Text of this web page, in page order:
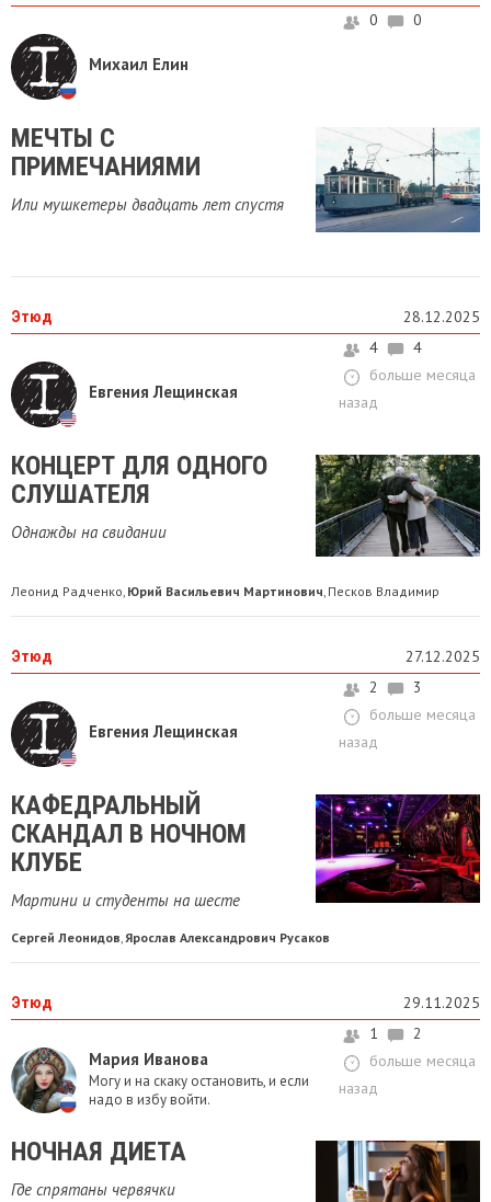
Михаил Елин
0 0
МЕЧТЫ С
ПРИМЕЧАНИЯМИ
Или мушкетеры двадцать лет спустя
Этюд 28.12.2025
Евгения Лещинская
4
4
больше месяца
назад
КОНЦЕРТ ДЛЯ ОДНОГО
СЛУШАТЕЛЯ
Однажды на свидании
Леонид Радченко Юрий Васильевич Мартинович Песков Владимир
Этюд 27.12.2025
Евгения Лещинская
2
3
больше месяца
назад
КАФЕДРАЛЬНЫЙ
СКАНДАЛ В НОЧНОМ
КЛУБЕ
Мартини и студенты на шесте
Сергей Леонидов,Ярослав Александрович Русаков
Этюд 29.11.2025
Мария Иванова
Могу и на скаку остановить, и если
надо в избу войти.
1
2
больше месяца
назад
НОЧНАЯ ДИЕТА
Где спрятаны червячки